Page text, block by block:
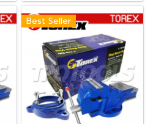
Best Seller